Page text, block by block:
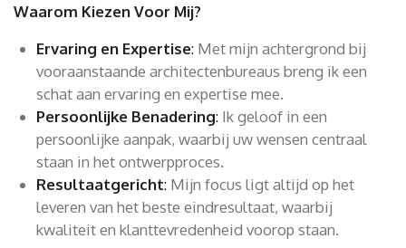
Waarom Kiezen Voor Mij?
Ervaring en Expertise: Met mijn achtergrond bij
vooraanstaande architectenbureaus breng ik een
schat aan ervaring en expertise mee.
Persoonlijke Benadering: Ik geloof in een
persoonlijke aanpak, waarbij uw wensen centraal
staan in het ontwerpproces.
Resultaatgericht: Mijn focus ligt altijd op het
leveren van het beste eindresultaat, waarbij
kwaliteit en klanttevredenheid voorop staan.